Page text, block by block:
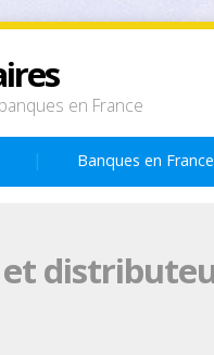
en France
Banques en France